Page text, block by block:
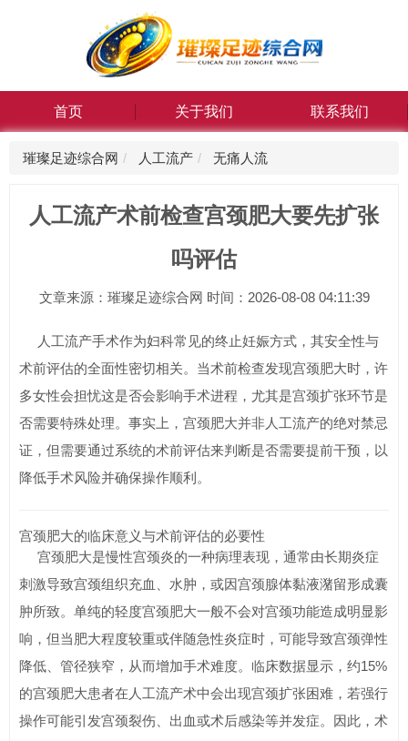
首页 关于我们 联系我们
璀璨足迹综合网 人工流产 无痛人流
人工流产术前检查宫颈肥大要先扩张
吗评估
文章来源：璀璨足迹综合网 时间：2026-08-08 04:11:39
人工流产手术作为妇科常见的终止妊娠方式，其安全性与
术前评估的全面性密切相关。当术前检查发现宫颈肥大时，许
多女性会担忧这是否会影响手术进程，尤其是宫颈扩张环节是
否需要特殊处理。事实上，宫颈肥大并非人工流产的绝对禁忌
证，但需要通过系统的术前评估来判断是否需要提前干预，以
降低手术风险并确保操作顺利。
宫颈肥大的临床意义与术前评估的必要性
宫颈肥大是慢性宫颈炎的一种病理表现，通常由长期炎症
刺激导致宫颈组织充血、水肿，或因宫颈腺体黏液潴留形成囊
肿所致。单纯的轻度宫颈肥大一般不会对宫颈功能造成明显影
响，但当肥大程度较重或伴随急性炎症时，可能导致宫颈弹性
降低、管径狭窄，从而增加手术难度。临床数据显示，约15%
的宫颈肥大患者在人工流产术中会出现宫颈扩张困难，若强行
操作可能引发宫颈裂伤、出血或术后感染等并发症。因此，术